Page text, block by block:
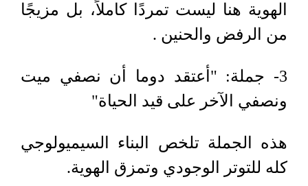
الهوية هنا ليست تمردًا كاملاً، بل مزيجًا
من الرفض والحنين .
3- جملة: "أعتقد دوما أن نصفي ميت
ونصفي الآخر على قيد الحياة"
هذه الجملة تلخص البناء السيميولوجي
كله للتوتر الوجودي وتمزق الهوية.